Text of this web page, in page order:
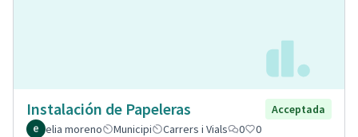
Instalación de Papeleras
Acceptada
elia moreno
Municipi Carrers i Vials 0 0